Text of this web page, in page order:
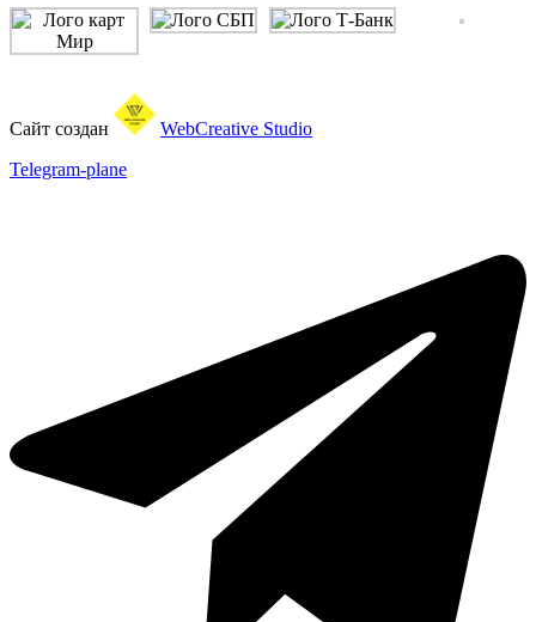
Сайт создан
WebCreative Studio
Telegram-plane